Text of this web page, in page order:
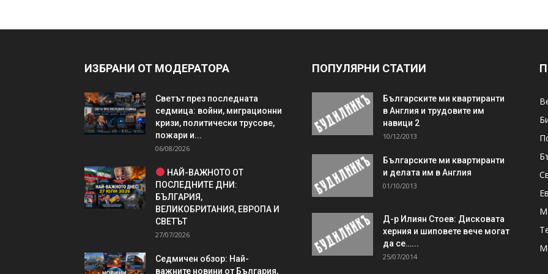
ИЗБРАНИ ОТ МОДЕРАТОРА
Светът през последната
седмица: войни, миграционни
кризи, политически трусове,
пожари и...
06/08/2026
НАЙ-ВАЖНОТО ОТ
ПОСЛЕДНИТЕ ДНИ:
БЪЛГАРИЯ,
ВЕЛИКОБРИТАНИЯ, ЕВРОПА И
СВЕТЪТ
27/07/2026
Седмичен обзор: Най-
важните новини от България,
ПОПУЛЯРНИ СТАТИИ
Българските ми квартиранти
в Англия и трудовите им
навици 2
10/12/2013
Българските ми квартиранти
и делата им в Англия
01/10/2013
Д-р Илиян Стоев: Дисковата
херния и шиповете вече могат
да се…...
25/07/2014